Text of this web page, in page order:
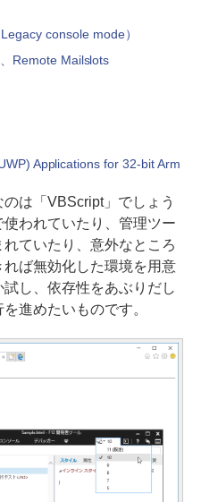
console mode）
Remote Mailslots
Applications for 32-bit Arm
は「VBScript」でしょう
われていたり、管理ツー
ていたり、意外なところ
ば無効化した環境を用意
し、依存性をあぶりだし
進めたいものです。